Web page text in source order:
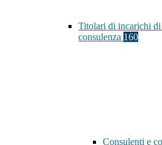
Titolari di incarichi
consulenza 160
Consulenti e